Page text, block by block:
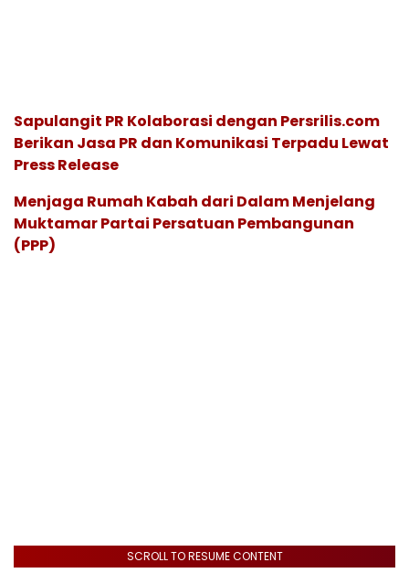
Sapulangit PR Kolaborasi dengan Persrilis.com
Berikan Jasa PR dan Komunikasi Terpadu Lewat
Press Release
Menjaga Rumah Kabah dari Dalam Menjelang
Muktamar Partai Persatuan Pembangunan
(PPP)
SCROLL TO RESUME CONTENT